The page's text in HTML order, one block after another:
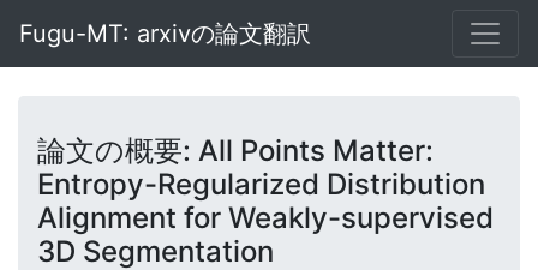
Fugu-MT: arxivの論文翻訳
論文の概要: All Points Matter:
Entropy-Regularized Distribution
Alignment for Weakly-supervised
3D Segmentation